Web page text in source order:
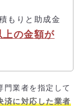
もりと助成金
上の金額が
門業者を指定して
済に対応した業者